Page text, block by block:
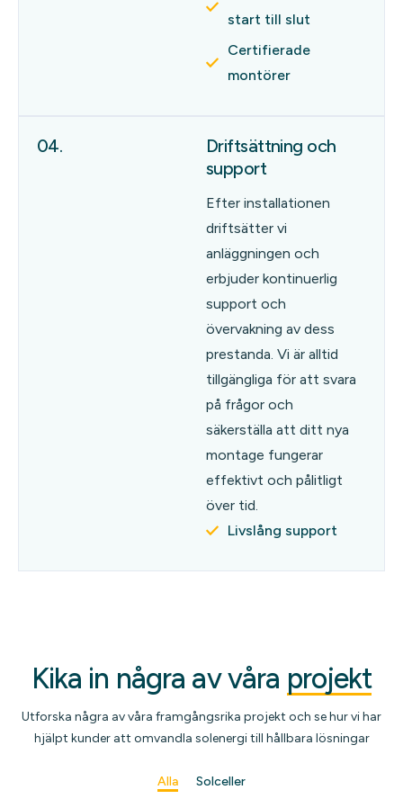
start till slut
Certifierade
montörer
04.
Driftsättning och
support
Efter installationen
driftsätter vi
anläggningen och
erbjuder kontinuerlig
support och
övervakning av dess
prestanda. Vi är alltid
tillgängliga för att svara
på frågor och
säkerställa att ditt nya
montage fungerar
effektivt och pålitligt
över tid.
Livslång support
Kika in några av våra projekt
Utforska några av våra framgångsrika projekt och se hur vi har
hjälpt kunder att omvandla solenergi till hållbara lösningar
Alla Solceller